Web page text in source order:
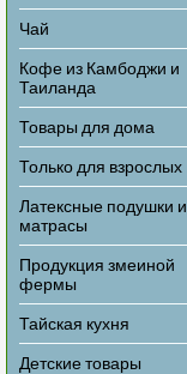
Чай
Кофе из Камбоджи и
Таиланда
Товары для дома
Только для взрослых
Латексные подушки и
матрасы
Продукция змеиной
фермы
Тайская кухня
Детские товары